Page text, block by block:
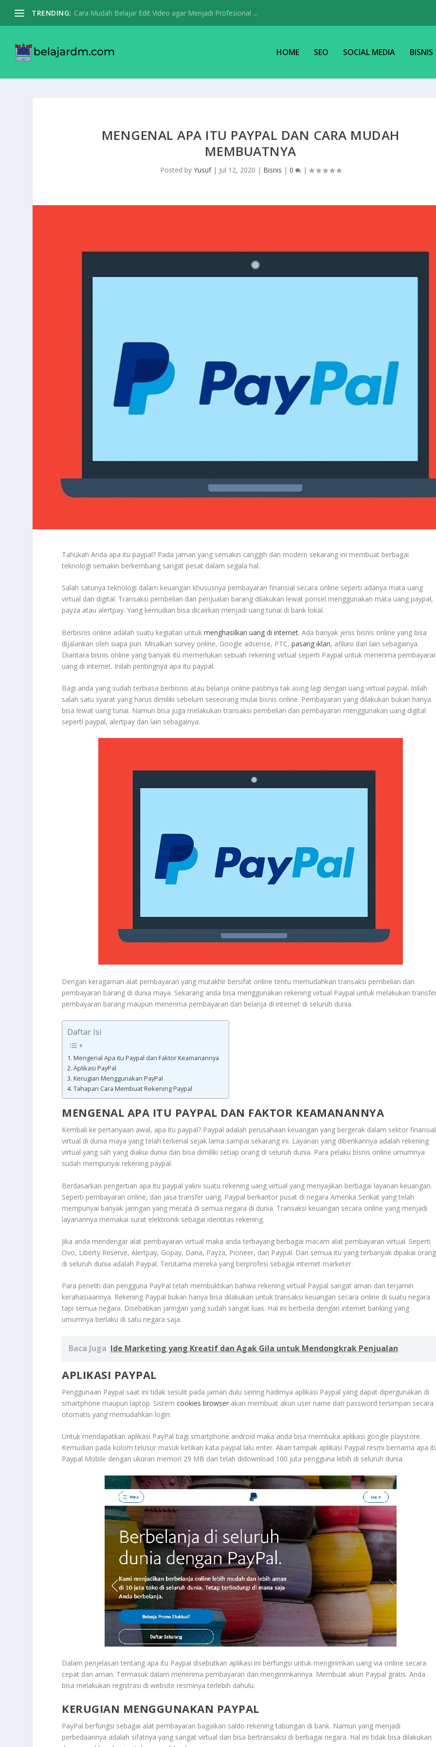
TRENDING: Cara Mudah Belajar Edit Video agar Menjadi Profesional ...
HOME SEO SOCIAL MEDIA BISNIS
MENGENAL APA ITU PAYPAL DAN CARA MUDAH
MEMBUATNYA
Posted by Yusuf| Jul 12, 2020 | Bisnis | 0 |
Tahukah Anda apa itu paypal? Pada jaman yang semakin canggih dan modern sekarang ini membuat berbagai
teknologi semakin berkembang sangat pesat dalam segala hal.
Salah satunya teknologi dalam keuangan khususnya pembayaran finansial secara online seperti adanya mata uang
virtual dan digital. Transaksi pembelian dan penjualan barang dilakukan lewat ponsel menggunakan mata uang paypal,
payza atau alertpay. Yang kemudian bisa dicairkan menjadi uang tunai di bank lokal.
Berbisnis online adalah suatu kegiatan untukmenghasilkan uang di internet. Ada banyak jenis bisnis online yang bisa
dijalankan oleh siapa pun. Misalkan survey online, Google adsense, PTC,pasang iklan, afiliasi dan lain sebagainya.
Diantara bisnis online yang banyak itu memerlukan sebuah rekening virtual seperti Paypal untuk menerima
uang di internet. Inilah pentingnya apa itu paypal.
Bagi anda yang sudah terbiasa berbisnis atau belanja online pastinya tak asing lagi dengan uang virtual paypal. Inilah
salah satu syarat yang harus dimiliki sebelum seseorang mulai bisnis online. Pembayaran yang dilakukan bukan hanya
bisa lewat uang tunai. Namun bisa juga melakukan transaksi pembelian dan pembayaran menggunakan uang digital
seperti paypal, alertpay dan lain sebagainya.
Dengan keragaman alat pembayaran yang mutakhir bersifat online tentu memudahkan transaksi pembelian dan
pembayaran barang di dunia maya. Sekarang anda bisa menggunakan rekening virtual Paypal untuk melakukan
pembayaran barang maupun menerima pembayaran dari belanja di internet di seluruh dunia.
Daftar Isi
Mengenal Apa itu Paypal dan Faktor Keamanannya
Aplikasi PayPal
Kerugian Menggunakan PayPal
Tahapan Cara Membuat Rekening Paypal
MENGENAL APA ITU PAYPAL DAN FAKTOR KEAMANANNYA
Kembali ke pertanyaan awal, apa itu paypal? Paypal adalah perusahaan keuangan yang bergerak dalam sektor finansial
virtual di dunia maya yang telah terkenal sejak lama sampai sekarang ini. Layanan yang diberikannya adalah rekening
virtual yang sah yang diakui dunia dan bisa dimiliki setiap orang di seluruh dunia. Para pelaku bisnis online umumnya
sudah mempunyai rekening paypal.
Berdasarkan pengertian apa itu paypal yakni suatu rekening uang virtual yang menyajikan berbagai layanan keuangan.
Seperti pembayaran online, dan jasa transfer uang. Paypal berkantor pusat di negara Amerika Serikat yang telah
mempunyai banyak jaringan yang merata di semua negara di dunia. Transaksi keuangan secara online yang menjadi
layanannya memakai surat elektronik sebagai identitas rekening.
Jika anda mendengar alat pembayaran virtual maka anda terbayang berbagai macam alat pembayaran virtual. Seperti
Ovo, Liberty Reserve, Alertpay, Gopay, Dana, Payza, Pioneer, dan Paypal. Dari semua itu yang terbanyak dipakai orang
di seluruh dunia adalah Paypal. Terutama mereka yang berprofesi sebagai internet marketer.
Para peneliti dan pengguna PayPal telah membuktikan bahwa rekening virtual Paypal sangat aman dan terjamin
kerahasiaannya. Rekening Paypal bukan hanya bisa dilakukan untuk transaksi keuangan secara online di suatu negara
tapi semua negara. Disebabkan jaringan yang sudah sangat luas. Hal ini berbeda dengan internet banking yang
umumnya berlaku di satu negara saja.
Baca Juga Ide Marketing yang Kreatif dan Agak Gila untuk Mendongkrak Penjualan
APLIKASI PAYPAL
Penggunaan Paypal saat ini tidak sesulit pada jaman dulu seiring hadirnya aplikasi Paypal yang dapat dipergunakan di
smartphone maupun laptop. Sistemcookies browser akan membuat akun user name dan password tersimpan secara
otomatis yang memudahkan login.
Untuk mendapatkan aplikasi PayPal bagi smartphone android maka anda bisa membuka aplikasi google playstore.
Kemudian pada kolom telusur masuk ketikan kata paypal lalu enter. Akan tampak aplikasi Paypal resmi bernama apa
Paypal Mobile dengan ukuran memori 29 MB dan telah didownload 100 juta pengguna lebih di seluruh dunia.
Dalam penjelasan tentang apa itu Paypal disebutkan aplikasi ini berfungsi untuk mengirimkan uang via online secara
cepat dan aman. Termasuk dalam menerima pembayaran dan mengirimkannya. Membuat akun Paypal gratis. Anda
bisa melakukan registrasi di website resminya terlebih dahulu.
KERUGIAN MENGGUNAKAN PAYPAL
PayPal berfungsi sebagai alat pembayaran bagaikan saldo rekening tabungan di bank. Namun yang menjadi
perbedaannya adalah sifatnya yang sangat virtual dan bisa bertransaksi di berbagai negara. Hal ini tidak bisa dilakukan